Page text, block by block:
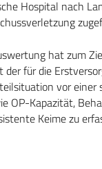
Hospital nach
hat zum
für die
vor
OP-Kapazität,
Keime zu